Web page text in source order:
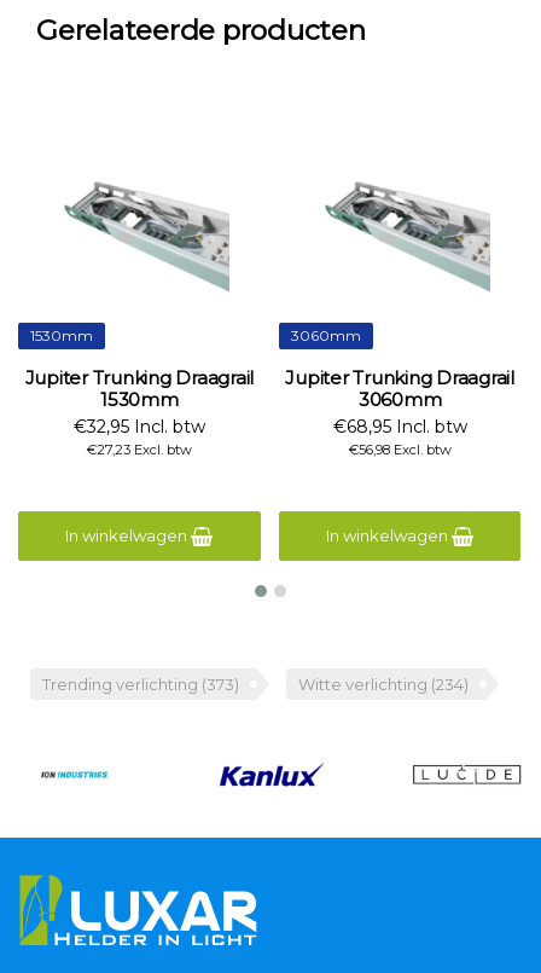
Gerelateerde producten
1530mm
Jupiter Trunking Draagrail
1530mm
€32,95 Incl. btw
€27,23 Excl. btw
In winkelwagen
3060mm
Jupiter Trunking Draagrail
3060mm
€68,95 Incl. btw
€56,98 Excl. btw
In winkelwagen
Trending verlichting (373) Witte verlichting (234)